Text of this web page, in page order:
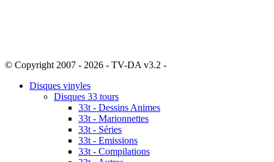
© Copyright 2007 - 2026 - TV-DA v3.2 -
Disques vinyles
Disques 33 tours
33t - Dessins Animes
33t - Marionnettes
33t - Séries
33t - Emissions
33t - Compilations